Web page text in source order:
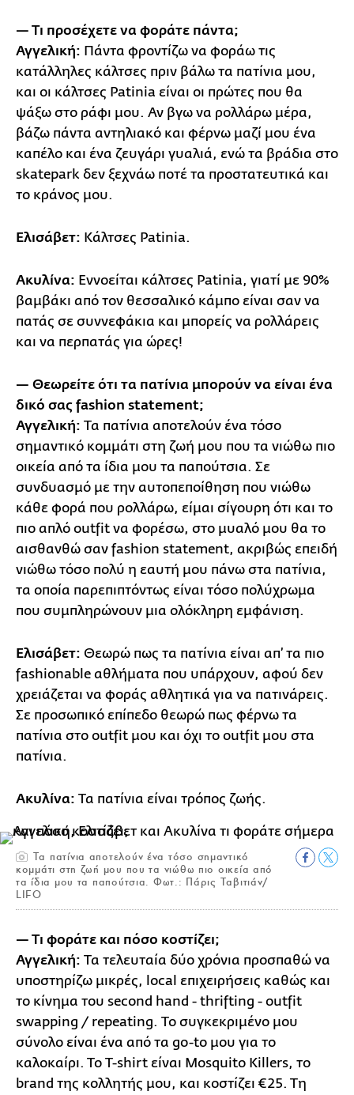
— Τι προσέχετε να φοράτε πάντα;
Αγγελική: Πάντα φροντίζω να φοράω τις
κατάλληλες κάλτσες πριν βάλω τα πατίνια μου,
και οι κάλτσες Patinia είναι οι πρώτες που θα
ψάξω στο ράφι μου. Αν βγω να ρολλάρω μέρα,
βάζω πάντα αντηλιακό και φέρνω μαζί μου ένα
καπέλο και ένα ζευγάρι γυαλιά, ενώ τα βράδια στο
skatepark δεν ξεχνάω ποτέ τα προστατευτικά και
το κράνος μου.
Ελισάβετ: Κάλτσες Patinia.
Ακυλίνα: Εννοείται κάλτσες Patinia, γιατί με 90%
βαμβάκι από τον θεσσαλικό κάμπο είναι σαν να
πατάς σε συννεφάκια και μπορείς να ρολλάρεις
και να περπατάς για ώρες!
— Θεωρείτε ότι τα πατίνια μπορούν να είναι ένα
δικό σας fashion statement;
Αγγελική: Τα πατίνια αποτελούν ένα τόσο
σημαντικό κομμάτι στη ζωή μου που τα νιώθω πιο
οικεία από τα ίδια μου τα παπούτσια. Σε
συνδυασμό με την αυτοπεποίθηση που νιώθω
κάθε φορά που ρολλάρω, είμαι σίγουρη ότι και το
πιο απλό outfit να φορέσω, στο μυαλό μου θα το
αισθανθώ σαν fashion statement, ακριβώς επειδή
νιώθω τόσο πολύ η εαυτή μου πάνω στα πατίνια,
τα οποία παρεπιπτόντως είναι τόσο πολύχρωμα
που συμπληρώνουν μια ολόκληρη εμφάνιση.
Ελισάβετ: Θεωρώ πως τα πατίνια είναι απ’ τα πιο
fashionable αθλήματα που υπάρχουν, αφού δεν
χρειάζεται να φοράς αθλητικά για να πατινάρεις.
Σε προσωπικό επίπεδο θεωρώ πως φέρνω τα
πατίνια στο outfit μου και όχι το outfit μου στα
πατίνια.
Ακυλίνα: Τα πατίνια είναι τρόπος ζωής.
Τα πατίνια αποτελούν ένα τόσο σημαντικό
κομμάτι στη ζωή μου που τα νιώθω πιο οικεία από
τα ίδια μου τα παπούτσια. Φωτ.: Πάρις Ταβιτιάν/
LIFO
— Τι φοράτε και πόσο κοστίζει;
Αγγελική: Τα τελευταία δύο χρόνια προσπαθώ να
υποστηρίζω μικρές, local επιχειρήσεις καθώς και
το κίνημα του second hand - thrifting - outfit
swapping / repeating. Το συγκεκριμένο μου
σύνολο είναι ένα από τα go-to μου για το
καλοκαίρι. Το T-shirt είναι Mosquito Killers, το
brand της κολλητής μου, και κοστίζει €25. Τη